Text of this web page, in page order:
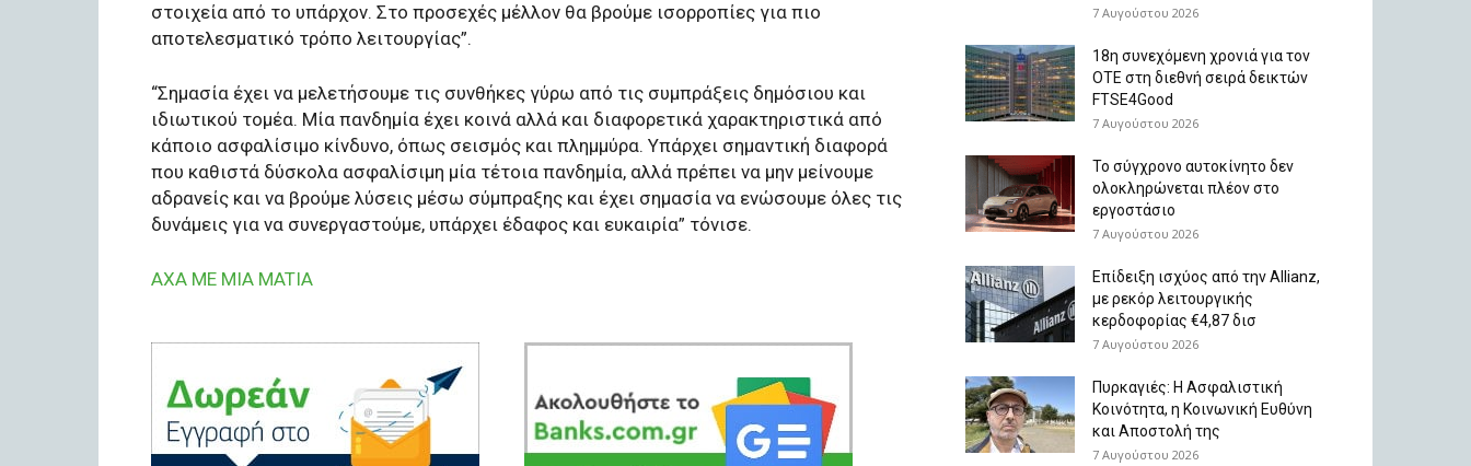
στοιχεία από το υπάρχον. Στο προσεχές μέλλον θα βρούμε ισορροπίες για πιο
αποτελεσματικό τρόπο λειτουργίας”.
“Σημασία έχει να μελετήσουμε τις συνθήκες γύρω από τις συμπράξεις δημόσιου και
ιδιωτικού τομέα. Μία πανδημία έχει κοινά αλλά και διαφορετικά χαρακτηριστικά από
κάποιο ασφαλίσιμο κίνδυνο, όπως σεισμός και πλημμύρα. Υπάρχει σημαντική διαφορά
που καθιστά δύσκολα ασφαλίσιμη μία τέτοια πανδημία, αλλά πρέπει να μην μείνουμε
αδρανείς και να βρούμε λύσεις μέσω σύμπραξης και έχει σημασία να ενώσουμε όλες τις
δυνάμεις για να συνεργαστούμε, υπάρχει έδαφος και ευκαιρία” τόνισε.
AXA ME MIA MATIA
7 Αυγούστου 2026
18η συνεχόμενη χρονιά για τον
ΟΤΕ στη διεθνή σειρά δεικτών
FTSE4Good
7 Αυγούστου 2026
Το σύγχρονο αυτοκίνητο δεν
ολοκληρώνεται πλέον στο
εργοστάσιο
7 Αυγούστου 2026
Επίδειξη ισχύος από την Allianz,
με ρεκόρ λειτουργικής
κερδοφορίας €4,87 δισ
7 Αυγούστου 2026
Πυρκαγιές: Η Ασφαλιστική
Κοινότητα, η Κοινωνική Ευθύνη
και Αποστολή της
7 Αυγούστου 2026